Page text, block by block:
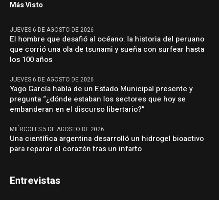
Más Visto
JUEVES 6 DE AGOSTO DE 2026
El hombre que desafió al océano: la historia del peruano
que corrió una ola de tsunami y sueña con surfear hasta
los 100 años
JUEVES 6 DE AGOSTO DE 2026
Yago García habla de un Estado Municipal presente y
pregunta “¿dónde estaban los sectores que hoy se
embanderan en el discurso libertario?”
MIÉRCOLES 5 DE AGOSTO DE 2026
Una científica argentina desarrolló un hidrogel bioactivo
para reparar el corazón tras un infarto
Entrevistas